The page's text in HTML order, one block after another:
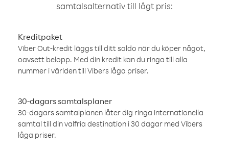
samtalsalternativ till lågt pris:
Kreditpaket
Viber Out-kredit läggs till ditt saldo när du köper något,
oavsett belopp. Med din kredit kan du ringa till alla
nummer i världen till Vibers låga priser.
30-dagars samtalsplaner
30-dagars samtalplanen låter dig ringa internationella
samtal till din valfria destination i 30 dagar med Vibers
låga priser.